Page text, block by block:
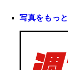
写真をもっ